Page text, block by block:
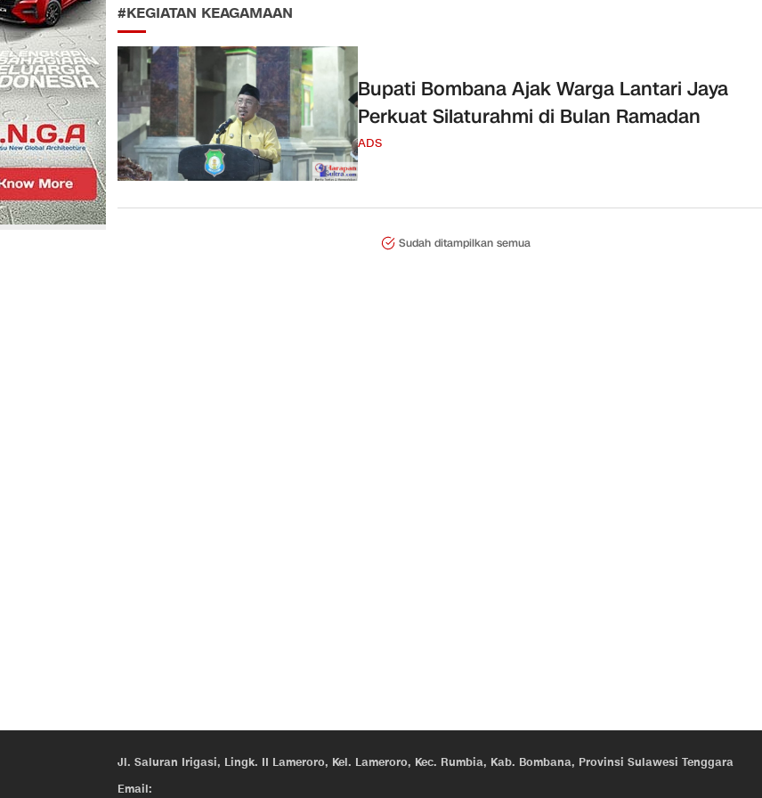
#KEGIATAN KEAGAMAAN
Bupati Bombana Ajak Warga Lantari Jaya
Perkuat Silaturahmi di Bulan Ramadan
ADS
Sudah ditampilkan semua
Jl. Saluran Irigasi, Lingk. II Lameroro, Kel. Lameroro, Kec. Rumbia, Kab. Bombana, Provinsi Sulawesi Tenggara
Email: